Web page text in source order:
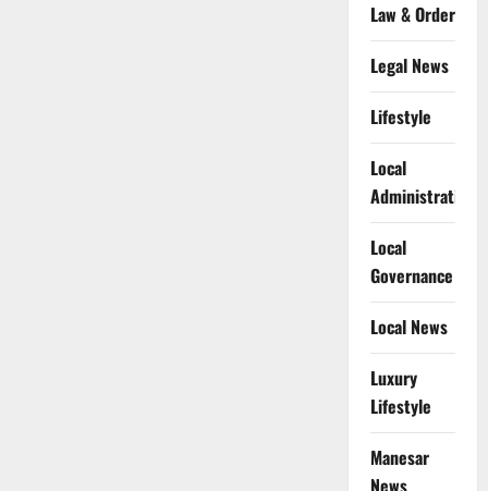
Law & Order
Legal News
Lifestyle
Local
Administration
Local
Governance
Local News
Luxury
Lifestyle
Manesar